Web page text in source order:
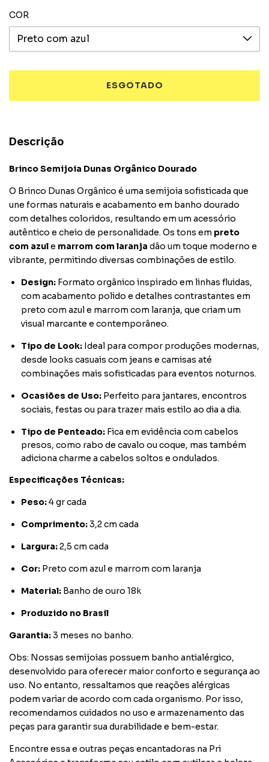
COR
Descrição
Brinco Semijoia Dunas Orgânico Dourado
O Brinco Dunas Orgânico é uma semijoia sofisticada que
une formas naturais e acabamento em banho dourado
com detalhes coloridos, resultando em um acessório
autêntico e cheio de personalidade. Os tons em preto
com azule marrom com laranja dão um toque moderno e
vibrante, permitindo diversas combinações de estilo.
Design: Formato orgânico inspirado em linhas fluidas,
com acabamento polido e detalhes contrastantes em
preto com azul e marrom com laranja, que criam um
visual marcante e contemporâneo.
Tipo de Look: Ideal para compor produções modernas,
desde looks casuais com jeans e camisas até
combinações mais sofisticadas para eventos noturnos.
Ocasiões de Uso: Perfeito para jantares, encontros
sociais, festas ou para trazer mais estilo ao dia a dia.
Tipo de Penteado: Fica em evidência com cabelos
presos, como rabo de cavalo ou coque, mas também
adiciona charme a cabelos soltos e ondulados.
Especificações Técnicas:
Peso:4 gr cada
Comprimento:3,2 cm cada
Largura:2,5 cm cada
Cor: Preto com azul e marrom com laranja
Material: Banho de ouro 18k
Produzido no Brasil
Garantia:3 meses no banho.
Obs: Nossas semijoias possuem banho antialérgico,
desenvolvido para oferecer maior conforto e segurança ao
uso. No entanto, ressaltamos que reações alérgicas
podem variar de acordo com cada organismo. Por isso,
recomendamos cuidados no uso e armazenamento das
peças para garantir sua durabilidade e bem-estar.
Encontre essa e outras peças encantadoras na Pri